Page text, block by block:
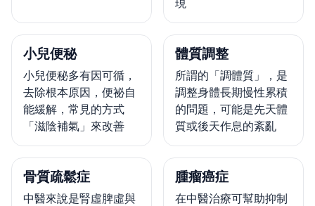
小兒便秘
小兒便秘多有因可循，
去除根本原因，便祕自
能緩解，常見的方式
「滋陰補氣」來改善
體質調整
所謂的「調體質」，是
調整身體長期慢性累積
的問題，可能是先天體
質或後天作息的紊亂
骨質疏鬆症
中醫來說是腎虛脾虛與
腫瘤癌症
在中醫治療可幫助抑制